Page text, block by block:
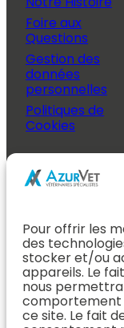
Pour offrir les
des
stocker et/ou
appareils. Le
nous
comportement
ce site. Le fait
Foire aux
Questions
Gestion des
données
personnelles
Politiques de
Cookies
Propriétaire
Prendre
rendez-vous
Après mon
rendez-vous